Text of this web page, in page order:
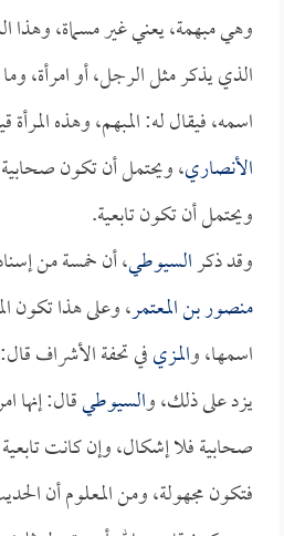
وهي مبهمة، يعني غير مسماة، وهذا
الذي يذكر مثل الرجل، أو امرأة،
اسمه، فيقال له: المبهم، وهذه المرأة
الأنصاري، ويحتمل أن تكون
ويحتمل أن تكون تابعية.
وقد ذكرالسيوطي، أن خمسة من
منصور بن المعتمر، وعلى هذا تكون
اسمها، والمزيفي تحفة الأشراف قال:
يزد على ذلك، والسيوطيقال: إنها
صحابية فلا إشكال، وإن كانت
فتكون مجهولة، ومن المعلوم أن